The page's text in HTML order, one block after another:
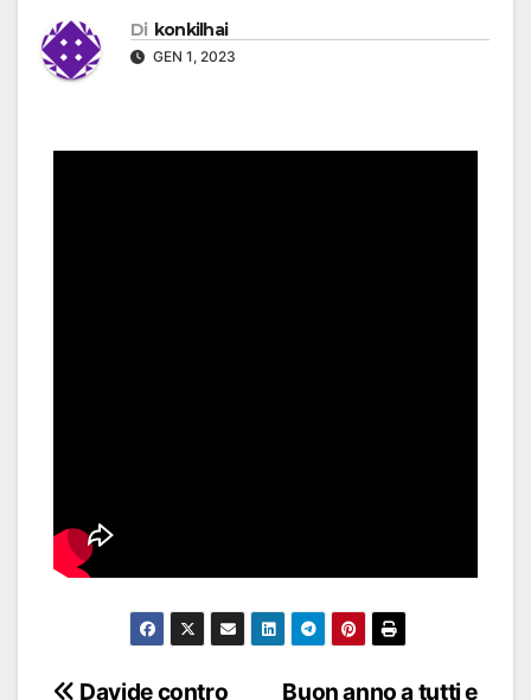
Di konkilhai
GEN 1, 2023
Buon anno a tutti e
Davide contro